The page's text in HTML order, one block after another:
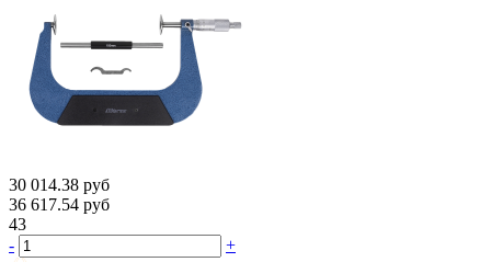
30 014.38 руб
36 617.54 руб
43
-
+